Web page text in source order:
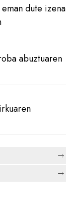
dute izena
abuztuaren